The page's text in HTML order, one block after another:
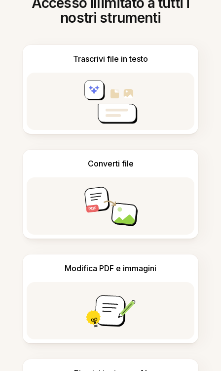
nostri strumenti
Trascrivi file in testo
Converti file
Modifica PDF e immagini